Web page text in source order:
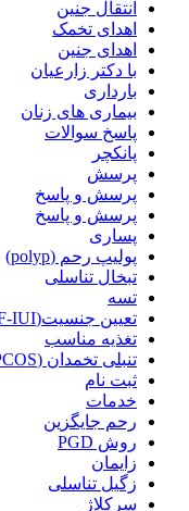
انتقال جنین
اهدای تخمک
اهدای جنین
با دکتر زارعیان
بارداری
بیماری های زنان
پاسخ سوالات
پانکچر
پرسش
پرسش و پاسخ
پرسش و پاسخ
پساری
پولیپ رحم (polyp)
تبخال تناسلی
تسه
تعیین جنسیت(IVF-IUI)
تغذیه مناسب
تنبلی تخمدان (PCOS)
ثبت نام
خدمات
رحم جایگزین
روش PGD
زایمان
زگیل تناسلی
سرکلاژ